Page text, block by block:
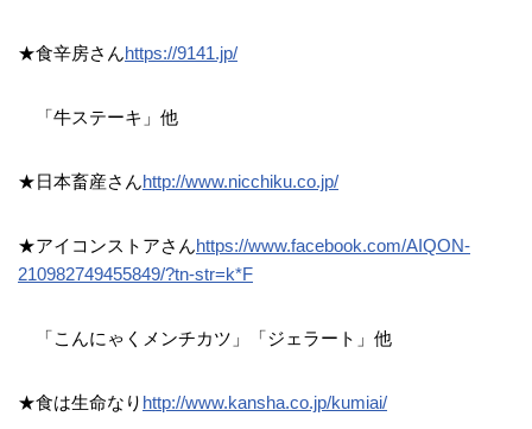
★食辛房さんhttps://9141.jp/
「牛ステーキ」他
★日本畜産さんhttp://www.nicchiku.co.jp/
★アイコンストアさんhttps://www.facebook.com/AIQON-
210982749455849/?tn-str=k*F
「こんにゃくメンチカツ」「ジェラート」他
★食は生命なり http://www.kansha.co.jp/kumiai/